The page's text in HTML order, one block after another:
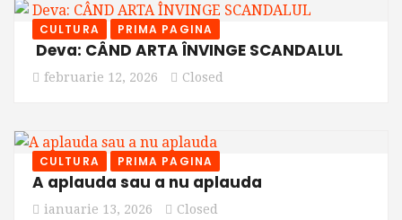
CULTURA PRIMA PAGINA
Deva: CÂND ARTA ÎNVINGE SCANDALUL
februarie 12, 2026 Closed
CULTURA PRIMA PAGINA
A aplauda sau a nu aplauda
ianuarie 13, 2026 Closed